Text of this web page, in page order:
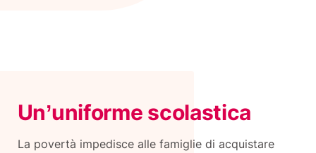
Un’uniforme scolastica
La povertà impedisce alle famiglie di acquistare